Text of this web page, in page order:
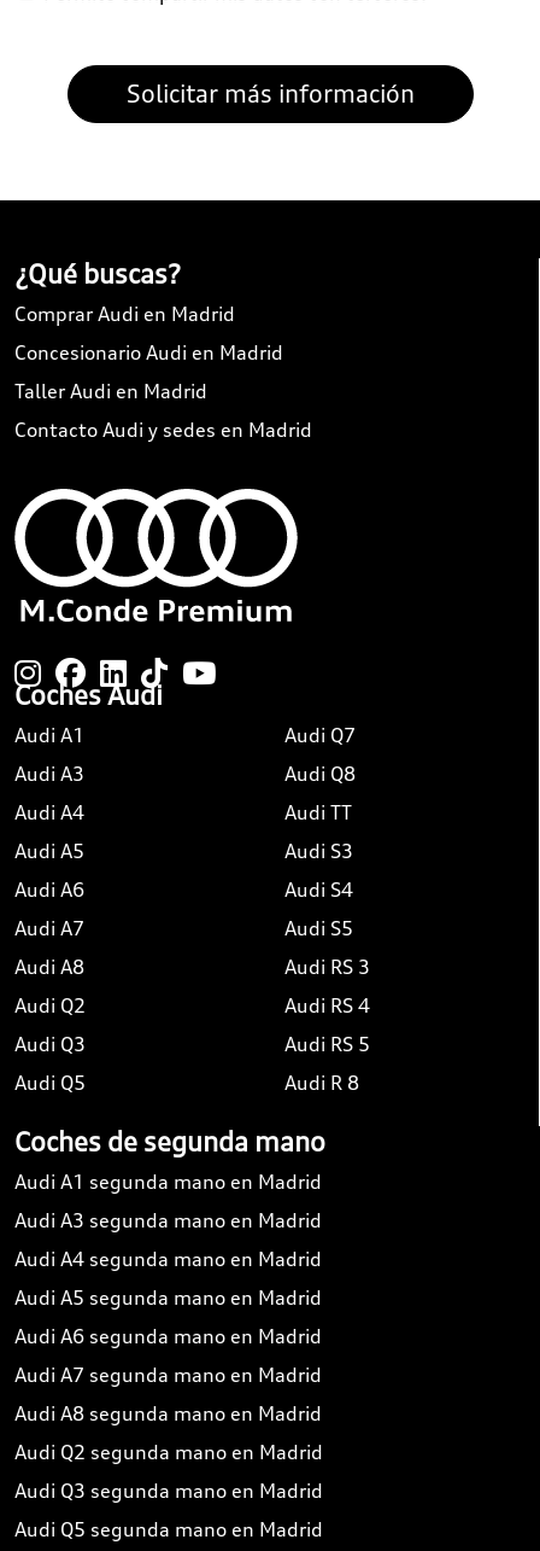
¿Qué buscas?
Comprar Audi en Madrid
Concesionario Audi en Madrid
Taller Audi en Madrid
Contacto Audi y sedes en Madrid
Coches Audi
Audi A1
Audi A3
Audi A4
Audi A5
Audi A6
Audi A7
Audi A8
Audi Q2
Audi Q3
Audi Q5
Audi Q7
Audi Q8
Audi TT
Audi S3
Audi S4
Audi S5
Audi RS 3
Audi RS 4
Audi RS 5
Audi R 8
Coches de segunda mano
Audi A1 segunda mano en Madrid
Audi A3 segunda mano en Madrid
Audi A4 segunda mano en Madrid
Audi A5 segunda mano en Madrid
Audi A6 segunda mano en Madrid
Audi A7 segunda mano en Madrid
Audi A8 segunda mano en Madrid
Audi Q2 segunda mano en Madrid
Audi Q3 segunda mano en Madrid
Audi Q5 segunda mano en Madrid